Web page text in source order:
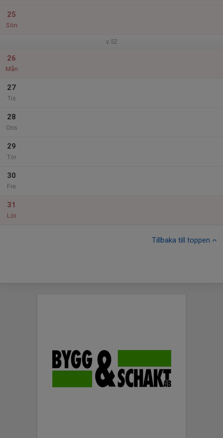
25
Sön
v.52
26
Mån
27
Tis
28
Ons
29
Tor
30
Fre
31
Lör
Tillbaka till toppen